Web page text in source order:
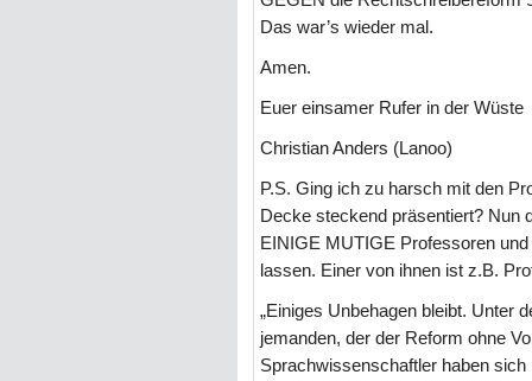
Das war’s wieder mal.
Amen.
Euer einsamer Rufer in der Wüste
Christian Anders (Lanoo)
P.S. Ging ich zu harsch mit den
Decke steckend präsentiert? Nun
EINIGE MUTIGE Professoren
lassen. Einer von ihnen ist z.B.
„Einiges Unbehagen bleibt. Unter
jemanden, der der Reform ohne
Sprachwissenschaftler haben